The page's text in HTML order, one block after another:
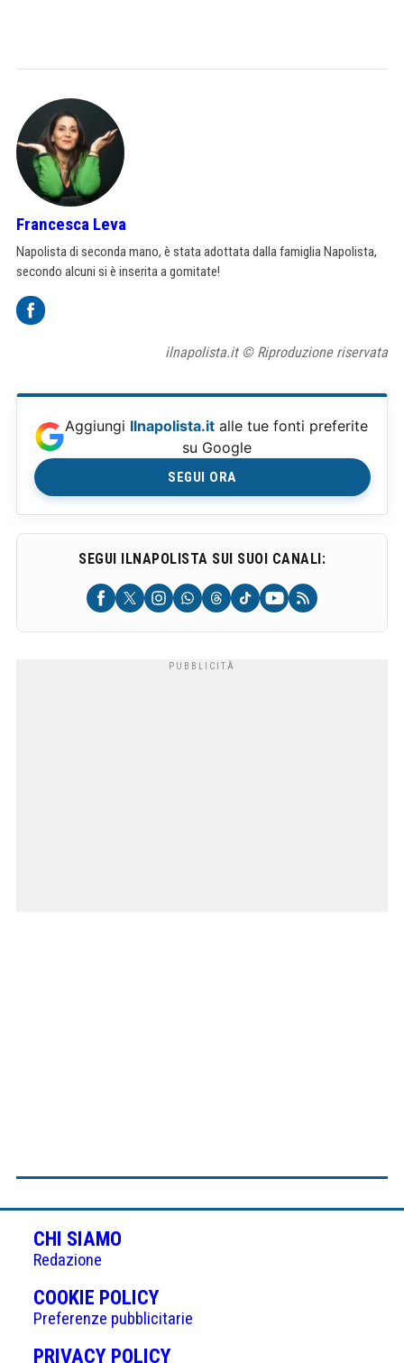
Francesca Leva
Napolista di seconda mano, è stata adottata dalla famiglia Napolista,
secondo alcuni si è inserita a gomitate!
ilnapolista.it © Riproduzione riservata
Aggiungi Ilnapolista.it alle tue fonti preferite
su Google
SEGUI ORA
SEGUI ILNAPOLISTA SUI SUOI CANALI:
CHI SIAMO
Redazione
COOKIE POLICY(APRE
IN
UNA
Preferenze pubblicitarie
PRIVACY POLICY(APRE